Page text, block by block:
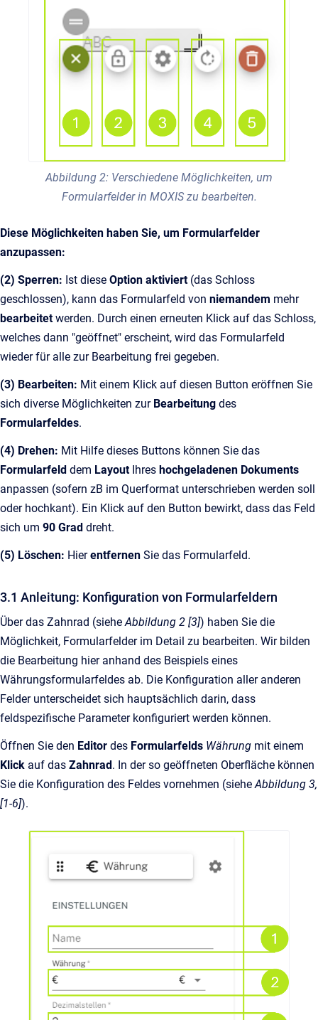
Abbildung 2: Verschiedene Möglichkeiten, um
Formularfelder in MOXIS zu bearbeiten.
Diese Möglichkeiten haben Sie, um Formularfelder
anzupassen:
(2) Sperren: Ist diese Option aktiviert(das Schloss
geschlossen), kann das Formularfeld von niemandem mehr
bearbeitetwerden. Durch einen erneuten Klick auf das Schloss,
welches dann "geöffnet" erscheint, wird das Formularfeld
wieder für alle zur Bearbeitung frei gegeben.
(3) Bearbeiten: Mit einem Klick auf diesen Button eröffnen Sie
sich diverse Möglichkeiten zur Bearbeitung des
Formularfeldes.
(4) Drehen: Mit Hilfe dieses Buttons können Sie das
Formularfeld dem Layout Ihres hochgeladenen Dokuments
anpassen (sofern zB im Querformat unterschrieben werden soll
oder hochkant). Ein Klick auf den Button bewirkt, dass das Feld
sich um 90 Grad dreht.
(5) Löschen: Hierentfernen Sie das Formularfeld.
3.1 Anleitung: Konfiguration von Formularfeldern
Über das Zahnrad (sieheAbbildung 2 [3]) haben Sie die
Möglichkeit, Formularfelder im Detail zu bearbeiten. Wir bilden
die Bearbeitung hier anhand des Beispiels eines
Währungsformularfeldes ab. Die Konfiguration aller anderen
Felder unterscheidet sich hauptsächlich darin, dass
feldspezifische Parameter konfiguriert werden können.
Öffnen Sie den Editor des Formularfelds Währung mit einem
Klick auf das Zahnrad . In der so geöffneten Oberfläche können
Sie die Konfiguration des Feldes vornehmen (sieheAbbildung 3,
[1-6]).